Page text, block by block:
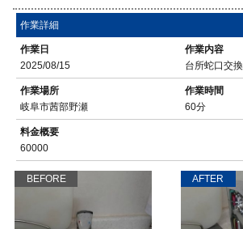
作業詳細
作業日
2025/08/15
作業内容
台所蛇口交換
作業場所
岐阜市茜部野瀬
作業時間
60分
料金概要
60000
BEFORE AFTER